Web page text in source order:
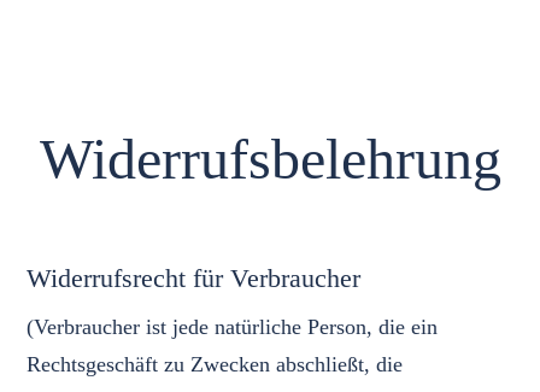
Widerrufsbelehrung
Widerrufsrecht für Verbraucher
(Verbraucher ist jede natürliche Person, die ein
Rechtsgeschäft zu Zwecken abschließt, die